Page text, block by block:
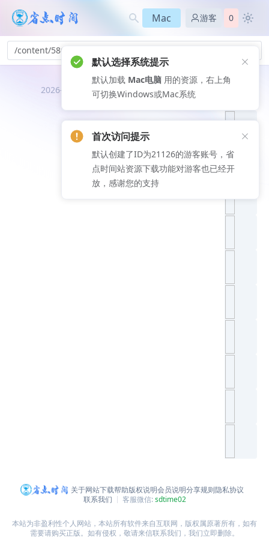
Mac 游客 0
/content/586
2026-08-07
推荐文
关于网站下载帮助版权说明会员说明分享规则隐私协议
联系我们
客服微信:sdtime02
本站为非盈利性个人网站，本站所有软件来自互联网，版权属原著所有，如有
需要请购买正版。如有侵权，敬请来信联系我们，我们立即删除。
默认选择系统提示
默认加载 Mac电脑 用的资源，右上角
可切换Windows或Mac系统
首次访问提示
默认创建了ID为21126的游客账号，省
点时间站资源下载功能对游客也已经开
放，感谢您的支持